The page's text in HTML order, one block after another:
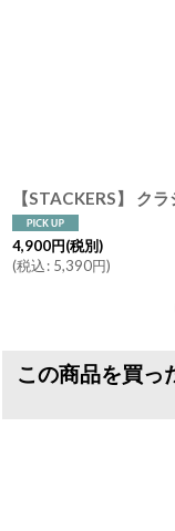
4,900円(税別)
(税込: 5,390円)
この商品を買っ